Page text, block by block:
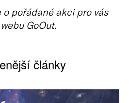
o pořádané akci pro vás
GoOut.
články